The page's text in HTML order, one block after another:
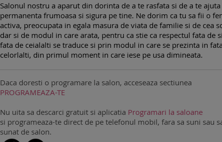
Salonul nostru a aparut din dorinta de a te rasfata si de a te
permanenta frumoasa si sigura pe tine. Ne dorim ca tu sa fii o
activa, preocupata in egala masura de viata de familie si de cea
dar si de modul in care arata, pentru ca stie ca respectul fata de
fata de ceialalti se traduce si prin modul in care se prezinta in
celorlalti, din primul moment in care iese pe usa dimineata.
Daca doresti o programare la salon, acceseaza sectiunea
PROGRAMEAZA-TE
Nu uita sa descarci gratuit si aplicatia Programari la saloane
si programeaza-te direct de pe telefonul mobil, fara sa suni sau
sunat de salon.